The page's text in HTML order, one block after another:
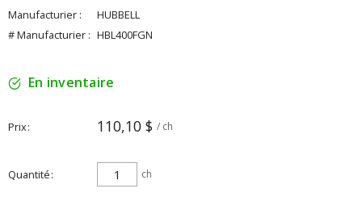
Manufacturier :
HUBBELL
# Manufacturier : HBL400FGN
En inventaire
Prix 110,10 $ / ch
Quantité ch